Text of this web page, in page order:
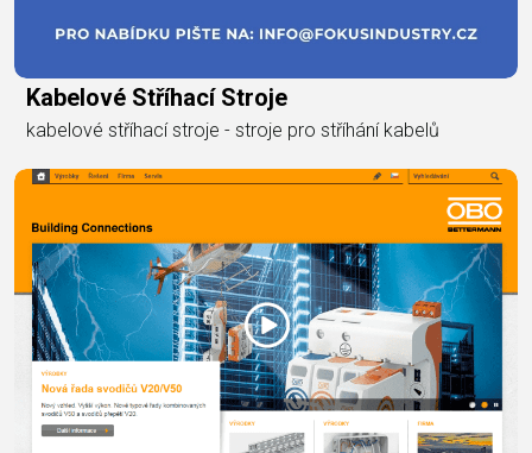
Kabelové Stříhací Stroje
kabelové stříhací stroje - stroje pro stříhání kabelů